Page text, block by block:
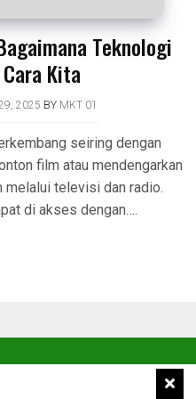
Teknologi
Kita
2025 BY MKT 01
seiring dengan
film atau mendengarkan
melalui televisi dan radio.
di akses dengan….